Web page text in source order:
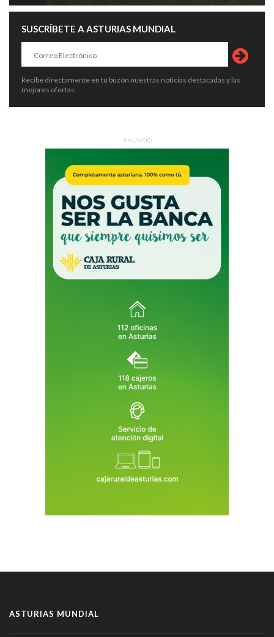
SUSCRÍBETE A ASTURIAS MUNDIAL
Recibe directamente en tu buzón nuestras noticias destacadas y las
mejores ofertas.
ANUNCIO
ASTURIAS MUNDIAL